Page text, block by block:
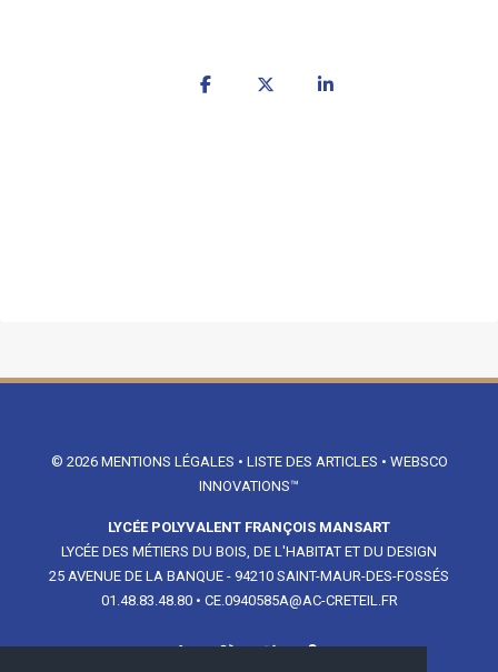
© 2026 MENTIONS LÉGALES • LISTE DES ARTICLES • WEBSCO
INNOVATIONS™
LYCÉE POLYVALENT FRANÇOIS MANSART
LYCÉE DES MÉTIERS DU BOIS, DE L'HABITAT ET DU DESIGN
25 AVENUE DE LA BANQUE - 94210 SAINT-MAUR-DES-FOSSÉS
01.48.83.48.80• CE.0940585A@AC-CRETEIL.FR